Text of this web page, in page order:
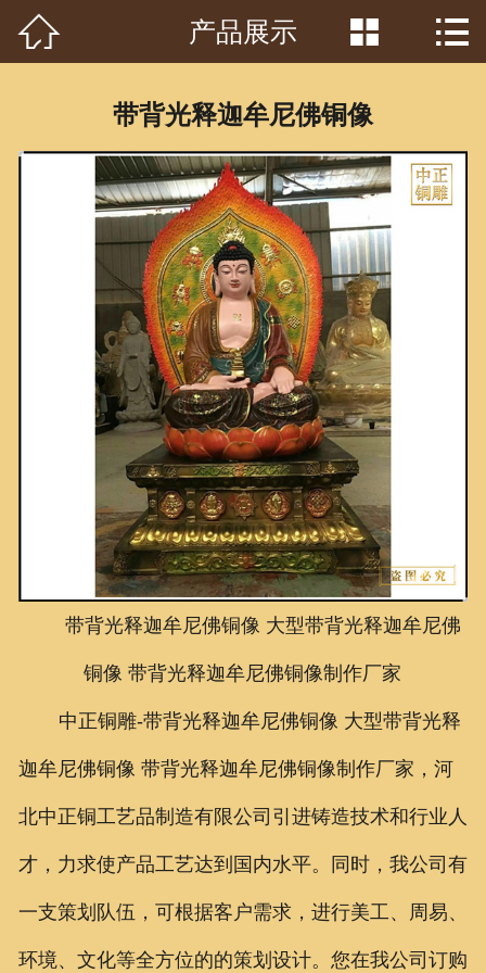
首页
产品中心
客户见证
常识问答
新闻资讯
荣誉资质
泥塑鉴赏
联系我们
 产品展示  
带背光释迦牟尼佛铜像
带背光释迦牟尼佛铜像 大型带背光释迦牟尼佛
铜像带背光释迦牟尼佛铜像制作厂家
中正铜雕-带背光释迦牟尼佛铜像 大型带背光释
迦牟尼佛铜像 带背光释迦牟尼佛铜像制作厂家，河
北中正铜工艺品制造有限公司引进铸造技术和行业人
才，力求使产品工艺达到国内水平。同时，我公司有
一支策划队伍，可根据客户需求，进行美工、周易、
环境、文化等全方位的的策划设计。您在我公司订购